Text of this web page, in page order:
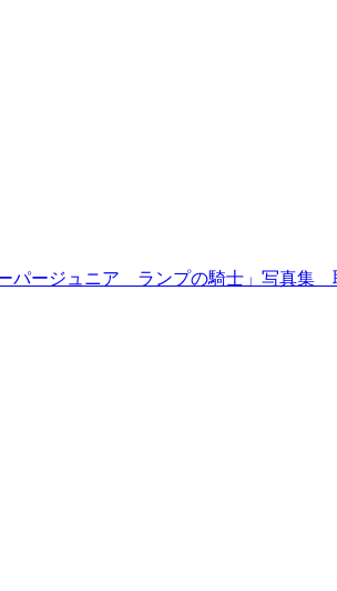
ーパージュニア ランプの騎士」写真集